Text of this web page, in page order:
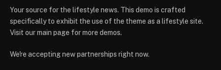
Your source for the lifestyle news. This demo is crafted
specifically to exhibit the use of the theme as a lifestyle site.
Visit our main page for more demos.
We're accepting new partnerships right now.